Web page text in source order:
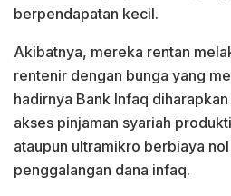
berpendapatan kecil.
Akibatnya, mereka rentan
rentenir dengan bunga yang
hadirnya Bank Infaq
akses pinjaman syariah
ataupun ultramikro berbiaya
penggalangan dana infaq.